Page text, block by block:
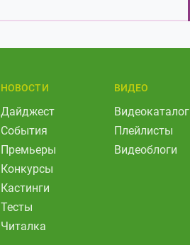
НОВОСТИ
Дайджест
События
Премьеры
Конкурсы
Кастинги
Тесты
Читалка
ВИДЕО
Видеокаталог
Плейлисты
Видеоблоги